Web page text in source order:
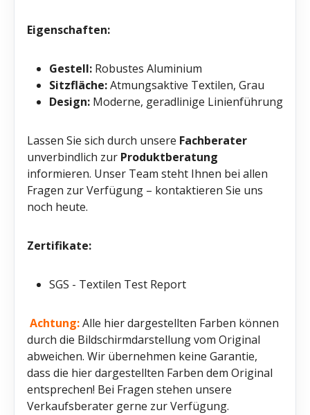
Eigenschaften:
Gestell: Robustes Aluminium
Sitzfläche:Atmungsaktive Textilen, Grau
Design: Moderne, geradlinige Linienführung
Lassen Sie sich durch unsere Fachberater
unverbindlich zur Produktberatung
informieren. Unser Team steht Ihnen bei allen
Fragen zur Verfügung – kontaktieren Sie uns
noch heute.
Zertifikate:
SGS - Textilen Test Report
Achtung:Alle hier dargestellten Farben können
durch die Bildschirmdarstellung vom Original
abweichen. Wir übernehmen keine Garantie,
dass die hier dargestellten Farben dem Original
entsprechen! Bei Fragen stehen unsere
Verkaufsberater gerne zur Verfügung.